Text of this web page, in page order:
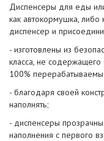
Диспенсеры для еды
как автокормушка, либо
диспенсер и
- изготовлены из
класса, не
100%
- благодаря своей
наполнять;
- диспенсеры
наполнения с первого